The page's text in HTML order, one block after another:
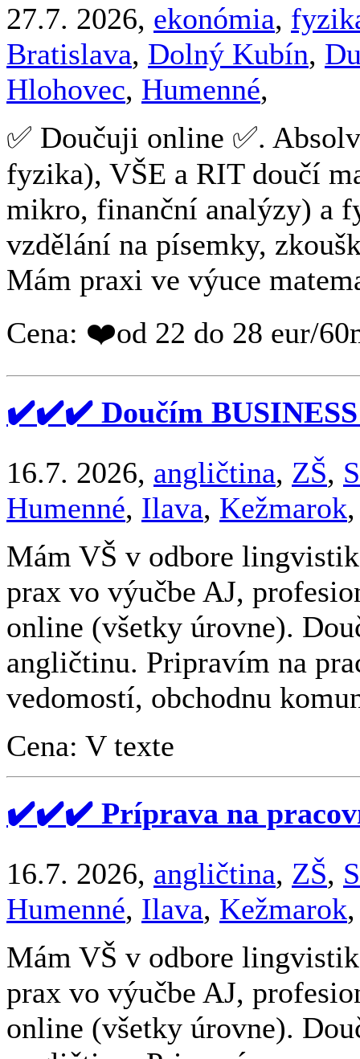
27.7. 2026, ekonómia,
Bratislava, Dolný Kubín,
Hlohovec, Humenné,
✅ Doučuji online ✅.
fyzika), VŠE a RIT doučí
mikro, finanční analýzy) a
vzdělání na písemky,
Mám praxi ve výuce
Cena: ❤️od 22 do 28 eur/
✔️✔️✔️ Doučím
16.7. 2026, angličtina, ZŠ,
Humenné, Ilava, Kežmarok
Mám VŠ v odbore
prax vo výučbe AJ,
online (všetky úrovne).
angličtinu. Pripravím na
vedomostí, obchodnu
Cena: V texte
✔️✔️✔️ Príprava na
16.7. 2026, angličtina, ZŠ,
Humenné, Ilava, Kežmarok
Mám VŠ v odbore
prax vo výučbe AJ,
online (všetky úrovne).